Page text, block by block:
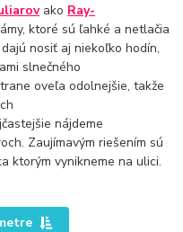
ako Ray-
ktoré sú ľahké a netlačia
nosiť aj niekoľko hodín,
slnečného
oveľa odolnejšie, takže
nájdeme
Zaujímavým riešením sú
ktorým vynikneme na ulici.